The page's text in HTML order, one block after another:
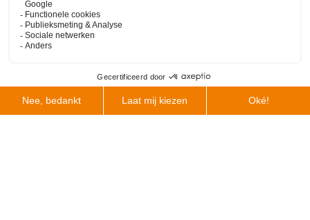
Gieterij Fenix Industries kan zowel enkelstuks als kleinere
series produceren. Naast het bieden van hoogwaardige
messing gietstukken, staan we u ook graag bij met advies en
gieterij hebben we het proces uitgewerkt in onderstaande
stappen: